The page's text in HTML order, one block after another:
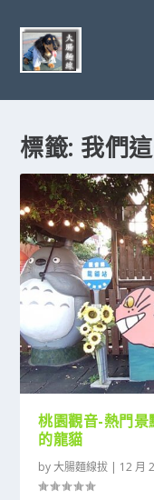
標籤: 我們
桃園觀音-熱門
的龍貓
by大腸麵線拔 | 12 月